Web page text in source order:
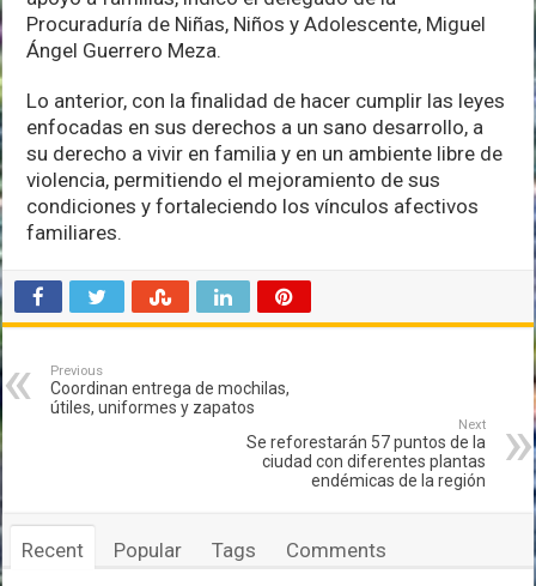
Procuraduría de Niñas, Niños y Adolescente, Miguel
Ángel Guerrero Meza.
Lo anterior, con la finalidad de hacer cumplir las leyes
enfocadas en sus derechos a un sano desarrollo, a
su derecho a vivir en familia y en un ambiente libre de
violencia, permitiendo el mejoramiento de sus
condiciones y fortaleciendo los vínculos afectivos
familiares.
Previous
Coordinan entrega de mochilas,
útiles, uniformes y zapatos
Next
Se reforestarán 57 puntos de la
ciudad con diferentes plantas
endémicas de la región
Recent Popular Tags Comments